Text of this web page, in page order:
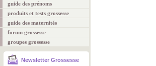
guide des prénoms
produits et tests grossesse
guide des maternités
forum grossesse
groupes grossesse
Newsletter Grossesse